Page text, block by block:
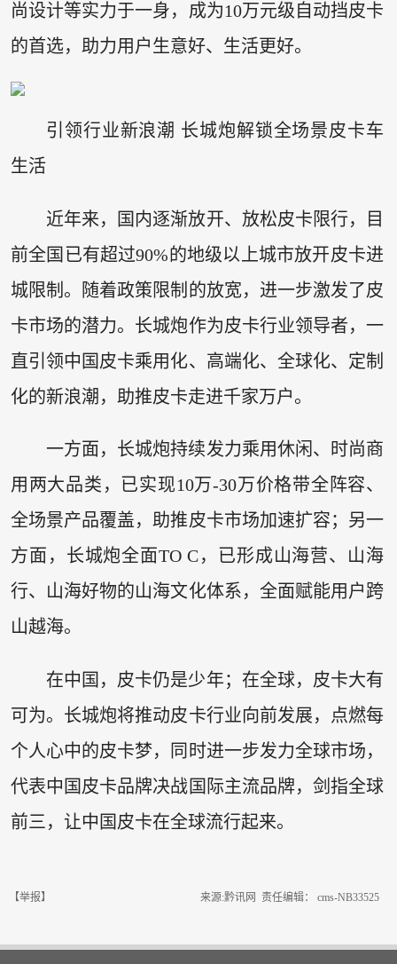
尚设计等实力于一身，成为10万元级自动挡皮卡
的首选，助力用户生意好、生活更好。
引领行业新浪潮 长城炮解锁全场景皮卡车
生活
近年来，国内逐渐放开、放松皮卡限行，目
前全国已有超过90%的地级以上城市放开皮卡进
城限制。随着政策限制的放宽，进一步激发了皮
卡市场的潜力。长城炮作为皮卡行业领导者，一
直引领中国皮卡乘用化、高端化、全球化、定制
化的新浪潮，助推皮卡走进千家万户。
一方面，长城炮持续发力乘用休闲、时尚商
用两大品类，已实现10万-30万价格带全阵容、
全场景产品覆盖，助推皮卡市场加速扩容；另一
方面，长城炮全面TO C，已形成山海营、山海
行、山海好物的山海文化体系，全面赋能用户跨
山越海。
在中国，皮卡仍是少年；在全球，皮卡大有
可为。长城炮将推动皮卡行业向前发展，点燃每
个人心中的皮卡梦，同时进一步发力全球市场，
代表中国皮卡品牌决战国际主流品牌，剑指全球
前三，让中国皮卡在全球流行起来。
【举报】 来源:黔讯网 责任编辑： cms-NB33525